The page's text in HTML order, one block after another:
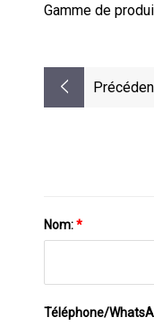
Gamme de
Nom:*
Téléphone/